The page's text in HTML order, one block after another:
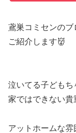
鳶巣コミセンの
ご紹介します👹
泣いてる子ども
家ではできない貴
アットホームな雰